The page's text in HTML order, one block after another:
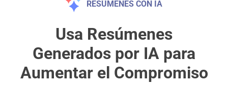
RESÚMENES CON IA
Usa Resúmenes
Generados por IA para
Aumentar el Compromiso